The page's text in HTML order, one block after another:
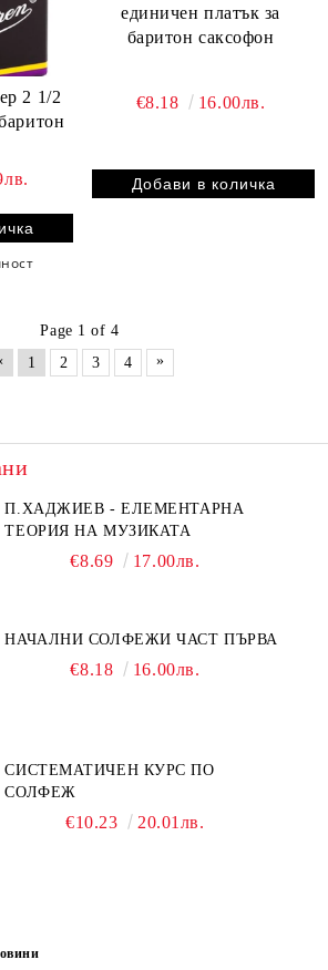
2 1/2
единичен платък за
баритон саксофон
€8.18 16.00лв.
Page 1 of 4
1 2 3 4 »
П.ХАДЖИЕВ - ЕЛЕМЕНТАРНА
ТЕОРИЯ НА МУЗИКАТА
€8.69 17.00лв.
НАЧАЛНИ СОЛФЕЖИ ЧАСТ ПЪРВА
€8.18 16.00лв.
СИСТЕМАТИЧЕН КУРС ПО
СОЛФЕЖ
€10.23 20.01лв.